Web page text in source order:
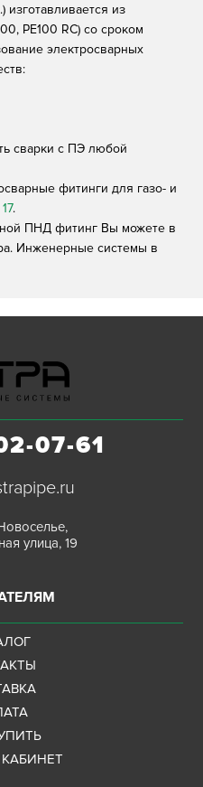
изготавливается из
PE100 RC) со сроком
электросварных
сварки с ПЭ любой
фитинги для газо- и
.
ПНД фитинг Вы можете в
Инженерные системы в
07-61
улица, 19